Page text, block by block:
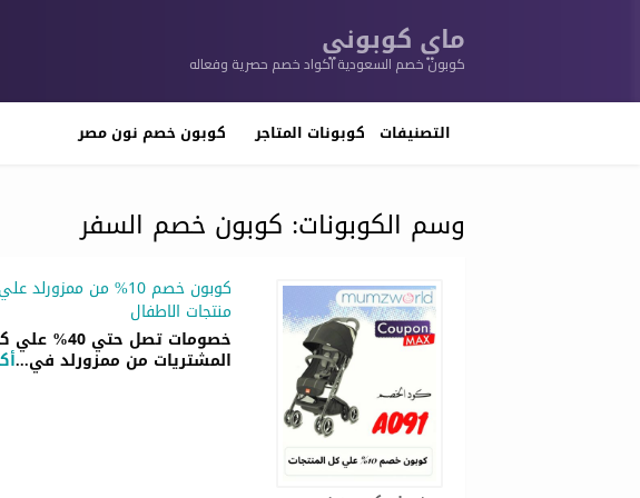
ماي كوبوني
كوبون خصم السعودية اكواد خصم حصرية وفعاله
تخطي
التصنيفات كوبونات المتاجر كوبون خصم نون مصر
وسم الكوبونات: كوبون خصم السفر
كوبون خصم 10% من ممزورلد علي
منتجات الاطفال
خصومات تصل حتي 40%
المشتريات من ممزورلد في...